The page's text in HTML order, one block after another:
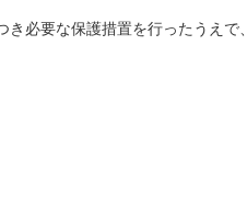
必要な保護措置を行ったうえで、